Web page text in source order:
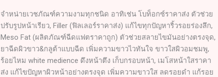
จำหน่ายเวชภัณฑ์ความงามทุกชนิด อาทิเช่น โบท็อกซ์ราคาส่ง ตัวช่วย
ปรับรูปหน้าเรียว, Filler (ฟิลเลอร์ราคาส่ง) แก้ไขทุกปัญหาริ้วรอยร่องลึก,
Meso Fat (ผลิตภัณฑ์ฉีดแฟตราคาถูก) ตัวช่วยสลายไขมันอย่างตรงจุด,
ยาฉีดผิวขาว&กลูต้าแบบฉีด เพิ่มความขาวไวทันใจ ขาวใสผิวอมชมพู,
ร้อยไหม white medience ดึงหน้าตึง เก็บกรอบหน้า, เมโสหน้าใสราคา
ส่ง แก้ไขปัญหาผิวหน้าอย่างตรงจุด เพิ่มความขาวใส ลดรอยดำ แก้รอย